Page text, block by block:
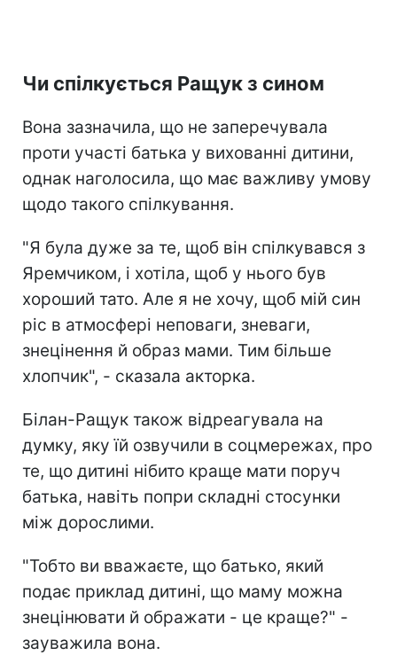
Чи спілкується Ращук з сином
Вона зазначила, що не заперечувала
проти участі батька у вихованні дитини,
однак наголосила, що має важливу умову
щодо такого спілкування.
"Я була дуже за те, щоб він спілкувався з
Яремчиком, і хотіла, щоб у нього був
хороший тато. Але я не хочу, щоб мій син
ріс в атмосфері неповаги, зневаги,
знецінення й образ мами. Тим більше
хлопчик", - сказала акторка.
Білан-Ращук також відреагувала на
думку, яку їй озвучили в соцмережах, про
те, що дитині нібито краще мати поруч
батька, навіть попри складні стосунки
між дорослими.
"Тобто ви вважаєте, що батько, який
подає приклад дитині, що маму можна
знецінювати й ображати - це краще?" -
зауважила вона.